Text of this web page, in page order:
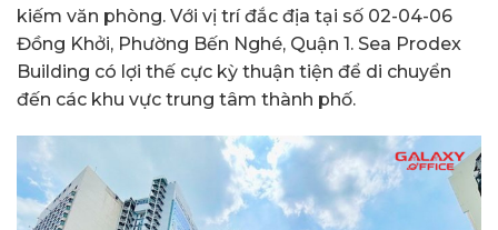
kiếm văn phòng. Với vị trí đắc địa tại số 02-04-06
Đồng Khởi, Phường Bến Nghé, Quận 1. Sea Prodex
Building có lợi thế cực kỳ thuận tiện để di chuyển
đến các khu vực trung tâm thành phố.